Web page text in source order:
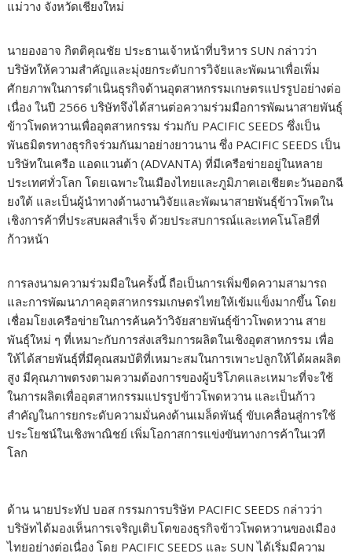
แม่วาง จังหวัดเชียงใหม่
นายองอาจ กิตติคุณชัย ประธานเจ้าหน้าที่บริหาร SUN กล่าวว่า
บริษัทให้ความสำคัญและมุ่งยกระดับการวิจัยและพัฒนาเพื่อเพิ่ม
ศักยภาพในการดำเนินธุรกิจด้านอุตสาหกรรมเกษตรแปรรูปอย่างต่อ
เนื่อง ในปี 2566 บริษัทจึงได้สานต่อความร่วมมือการพัฒนาสายพันธุ์
ข้าวโพดหวานเพื่ออุตสาหกรรม ร่วมกับ PACIFIC SEEDS ซึ่งเป็น
พันธมิตรทางธุรกิจร่วมกันมาอย่างยาวนาน ซึ่ง PACIFIC SEEDS เป็น
บริษัทในเครือ แอดแวนต้า (ADVANTA) ที่มีเครือข่ายอยู่ในหลาย
ประเทศทั่วโลก โดยเฉพาะในเมืองไทยและภูมิภาคเอเชียตะวันออกฉี
ยงใต้ และเป็นผู้นำทางด้านงานวิจัยและพัฒนาสายพันธุ์ข้าวโพดใน
เชิงการค้าที่ประสบผลสำเร็จ ด้วยประสบการณ์และเทคโนโลยีที่
ก้าวหน้า
การลงนามความร่วมมือในครั้งนี้ ถือเป็นการเพิ่มขีดความสามารถ
และการพัฒนาภาคอุตสาหกรรมเกษตรไทยให้เข้มแข็งมากขึ้น โดย
เชื่อมโยงเครือข่ายในการค้นคว้าวิจัยสายพันธุ์ข้าวโพดหวาน สาย
พันธุ์ใหม่ ๆ ที่เหมาะกับการส่งเสริมการผลิตในเชิงอุตสาหกรรม เพื่อ
ให้ได้สายพันธุ์ที่มีคุณสมบัติที่เหมาะสมในการเพาะปลูกให้ได้ผลผลิต
สูง มีคุณภาพตรงตามความต้องการของผู้บริโภคและเหมาะที่จะใช้
ในการผลิตเพื่ออุตสาหกรรมแปรรูปข้าวโพดหวาน และเป็นก้าว
สำคัญในการยกระดับความมั่นคงด้านเมล็ดพันธุ์ ขับเคลื่อนสู่การใช้
ประโยชน์ในเชิงพาณิชย์ เพิ่มโอกาสการแข่งขันทางการค้าในเวที
โลก
ด้าน นายประทัป บอส กรรมการบริษัท PACIFIC SEEDS กล่าวว่า
บริษัทได้มองเห็นการเจริญเติบโตของธุรกิจข้าวโพดหวานของเมือง
ไทยอย่างต่อเนื่อง โดย PACIFIC SEEDS และ SUN ได้เริ่มมีความ